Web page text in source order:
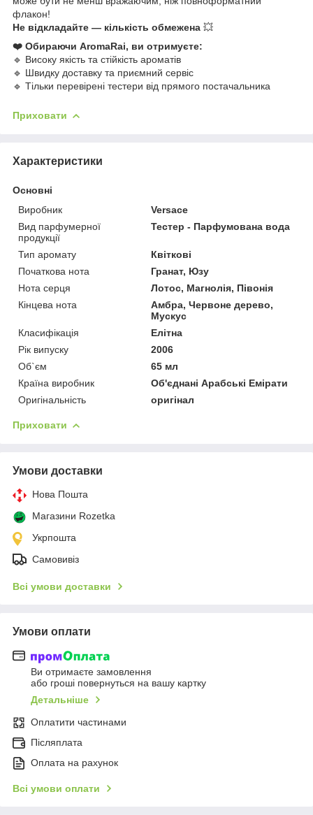
флакон!
Не відкладайте — кількість обмежена 💥
❤️ Обираючи AromaRai, ви отримуєте:
🔹 Високу якість та стійкість ароматів
🔹 Швидку доставку та приємний сервіс
🔹 Тільки перевірені тестери від прямого постачальника
Приховати
Характеристики
Основні
Виробник
Versace
Вид парфумерної
продукції
Тестер - Парфумована вода
Тип аромату
Квіткові
Початкова нота
Гранат, Юзу
Нота серця
Лотос, Магнолія, Півонія
Кінцева нота
Амбра, Червоне дерево,
Мускус
Класифікація
Елітна
Рік випуску
2006
Об`єм
65 мл
Країна виробник
Об'єднані Арабські Емірати
Оригінальність
оригінал
Приховати
Умови доставки
Нова Пошта
Магазини Rozetka
Укрпошта
Самовивіз
Всі умови доставки
Умови оплати
Ви отримаєте замовлення
або гроші повернуться на вашу картку
Детальніше
Оплатити частинами
Післяплата
Оплата на рахунок
Всі умови оплати